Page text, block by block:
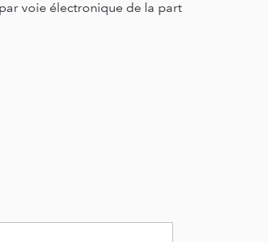
voie électronique de la part